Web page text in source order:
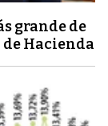
grande de
Hacienda